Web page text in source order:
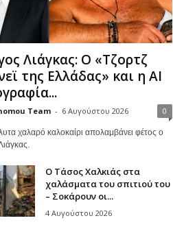
Λιάγκας: Ο «Τζορτζ
της Ελλάδας» και η AI
Team - 6 Αυγούστου 2026 0
χαλαρό καλοκαίρι απολαμβάνει φέτος ο
Ο Τάσος Χαλκιάς στα
χαλάσματα του σπιτιού του
– Σοκάρουν οι...
4 Αυγούστου 2026